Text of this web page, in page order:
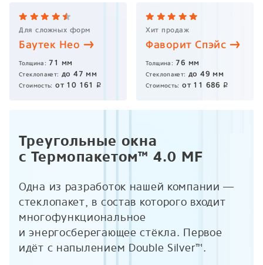
Для сложных форм
Баутек Нео
Толщина: 71 мм
Стеклопакет: до47 мм
Стоимость: от 10 161 p
Хит продаж
ФаворитСпэйс
Толщина: 76 мм
Стеклопакет: до49 мм
Стоимость: от 11 686 p
Треугольные окна
с Термопакетом™ 4.0 MF
Одна из разработок нашей компании —
стеклопакет, в состав которого входит
многофункциональное
и энергосберегающее стёкла. Первое
идёт с напылением Double Silver™.